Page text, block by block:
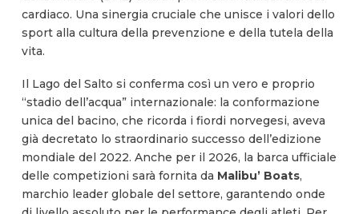
cardiaco. Una sinergia cruciale che unisce i valori dello
sport alla cultura della prevenzione e della tutela della
vita.
Il Lago del Salto si conferma così un vero e proprio
“stadio dell’acqua” internazionale: la conformazione
unica del bacino, che ricorda i fiordi norvegesi, aveva
già decretato lo straordinario successo dell’edizione
mondiale del 2022. Anche per il 2026, la barca ufficiale
delle competizioni sarà fornita da Malibu’ Boats,
marchio leader globale del settore, garantendo onde